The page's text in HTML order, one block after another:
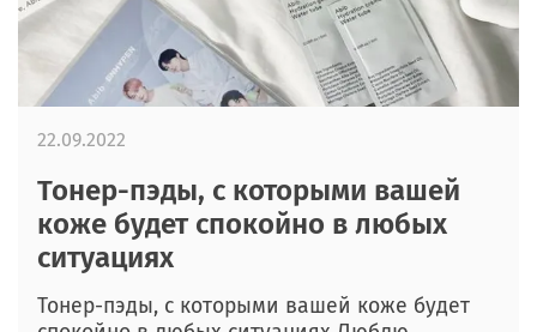
Тонер-пэды, с которыми вашей
коже будет спокойно в любых
ситуациях
Тонер-пэды, с которыми вашей коже будет
22.09.2022